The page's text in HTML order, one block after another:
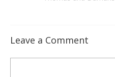
Leave a Comment